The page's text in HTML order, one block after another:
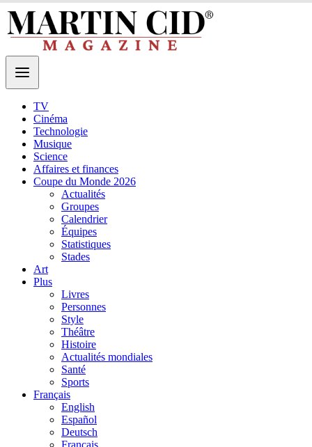
TV
Cinéma
Technologie
Musique
Science
Affaires et finances
Coupe du Monde 2026
Actualités
Groupes
Calendrier
Équipes
Statistiques
Stades
Art
Plus
Livres
Personnes
Style
Théâtre
Histoire
Actualités mondiales
Santé
Sports
Français
English
Español
Deutsch
Français